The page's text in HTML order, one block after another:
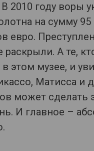
2010 году воры
на сумму 95
евро.
раскрыли. А те,
этом музее, и
Матисса и
может сделать
И главное –